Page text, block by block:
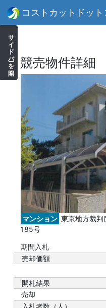
コストカットドット
サイドバーを開く 競売物件詳細
マンション 東京地方裁
185号
期間入札
売却価額
開札結果
売却